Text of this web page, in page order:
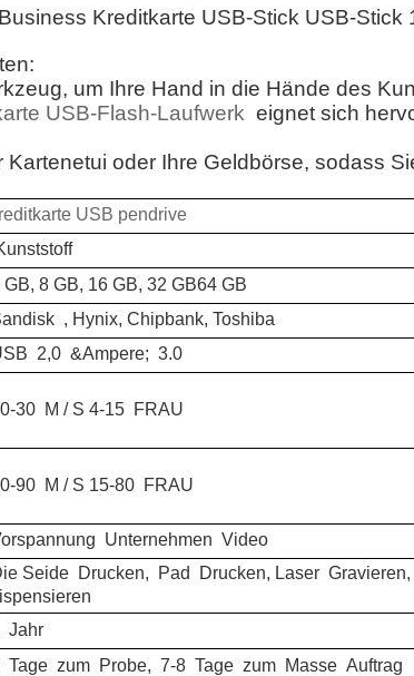
Kreditkarte USB-Stick USB-Stick
um Ihre Hand in die Hände des
USB-Flash-Laufwerk eignet sich
Kartenetui oder Ihre Geldbörse, sodass
USB pendrive
GB, 8 GB, 16 GB, 32 GB64 GB
, Hynix, Chipbank, Toshiba
2,0 &Ampere; 3.0
30 M / S 4-15 FRAU
90 M / S 15-80 FRAU
Unternehmen Video
Seide Drucken, Pad Drucken, Laser
Jahr
Tage zum Probe, 7-8 Tage zum Masse Auftrag